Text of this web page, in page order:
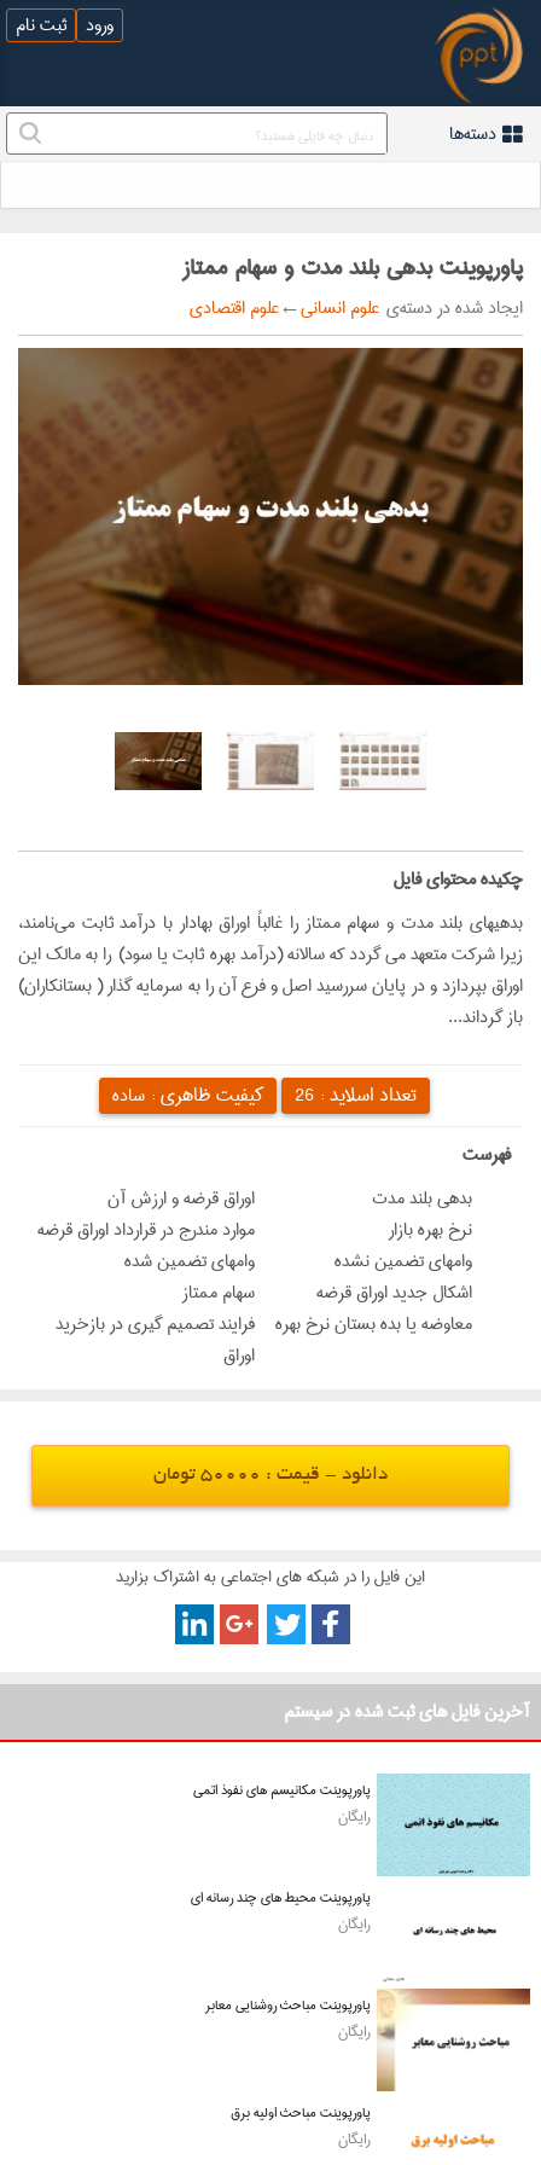
ورود ثبت نام
دسته‌ها
پاورپوینت بدهی بلند مدت و سهام ممتاز
ایجاد شده در دسته‌ی علوم انسانی←علوم اقتصادی
‌چکیده محتوای فایل
بدهيهاي بلند مدت و سهام ممتاز را غالباً اوراق بهادار با درآمد ثابت مي‌نامند،
زيرا شركت متعهد می گردد كه سالانه (درآمد بهره ثابت يا سود) را به مالك اين
اوراق بپردازد و در پایان سررسید اصل و فرع آن را به سرمایه گذار ( بستانکاران)
باز گرداند...
کیفیت ظاهری : ساده تعداد اسلاید : 26
‌فهرست
بدهي بلند مدت
اوراق قرضه و ارزش آن
نرخ بهره بازار
موارد مندرج در قرارداد اوراق قرضه
وامهاي تضمين نشده
وامهاي تضمين شده
اشكال جديد اوراق قرضه
سهام ممتاز
معاوضه يا بده بستان نرخ بهره
فرایند تصمیم گیری در بازخرید
اوراق
دانلود - قیمت : 50000 تومان
این فایل را در شبکه های اجتماعی به اشتراک بزارید
آخرین فایل های ثبت شده در سیستم
پاورپوینت مکانیسم های نفوذ اتمی
رایگان
پاورپوینت محیط های چند رسانه ای
رایگان
پاورپوینت مباحث روشنایی معابر
رایگان
پاورپوینت مباحث اولیه برق
رایگان